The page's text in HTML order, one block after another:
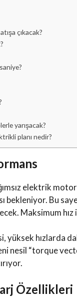
çıkacak?
yarışacak?
planı nedir?
elektrik
bekleniyor. Bu
Maksimum
yüksek hızlarda
nesil “torque
Özellikleri